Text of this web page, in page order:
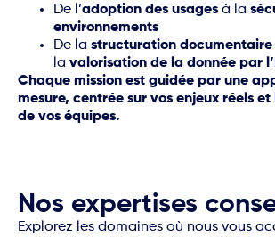
De l’adoption des usages à la
environnements
De la structuration documentaire
la valorisation de la donnée par
Chaque mission est guidée par une
mesure, centrée sur vos enjeux réels
de vos équipes.
Nos expertises
Explorez les domaines où nous vous